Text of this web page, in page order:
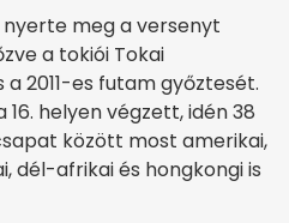
meg a versenyt
a tokiói Tokai
2011-es futam győztesét.
helyen végzett, idén 38
között most amerikai,
dél-afrikai és hongkongi is